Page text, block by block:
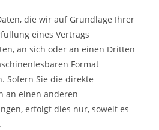
die wir auf Grundlage Ihrer
eines Vertrags
an sich oder an einen Dritten
Format
Sofern Sie die direkte
an einen anderen
erfolgt dies nur, soweit es